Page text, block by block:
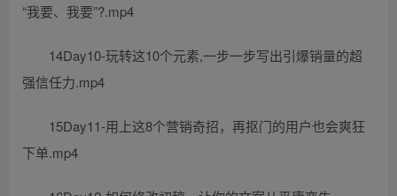
“我要、我要”?.mp4
14Day10-玩转这10个元素,一步一步写出引爆销量的超
强信任力.mp4
15Day11-用上这8个营销奇招，再抠门的用户也会爽狂
下单.mp4